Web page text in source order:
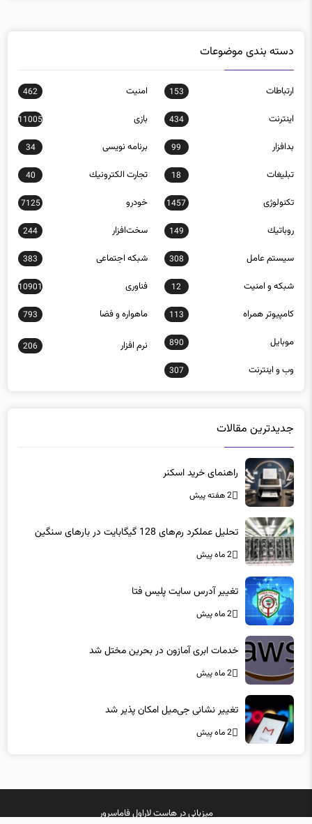
دسته بندی موضوعات
ارتباطات 153 امنيت 462
اينترنت 434 بازی 11005
بدافزار 99 برنامه نويسی 34
تبلیغات 18 تجارت الكترونيك 40
تکنولوژی 1457 خودرو 7125
روباتيك 149 سخت‌افزار 244
سيستم عامل 308 شبكه اجتماعی 383
شبكه و امنيت 12 فناوری 10901
كامپيوتر همراه 113 ماهواره و فضا 793
موبايل 890 نرم افزار 206
وب و اينترنت 307
جدیدترین مقالات
راهنمای خرید اسکنر
2 هفته پیش
تحلیل عملکرد رم‌های 128 گیگابایت در بارهای سنگین
2 ماه پیش
تغییر آدرس سایت پلیس فتا
2 ماه پیش
خدمات ابری آمازون در بحرین مختل شد
2 ماه پیش
تغییر نشانی جی‌میل امکان پذیر شد
2 ماه پیش
میزبانی درهاست لاراولفاماسرور